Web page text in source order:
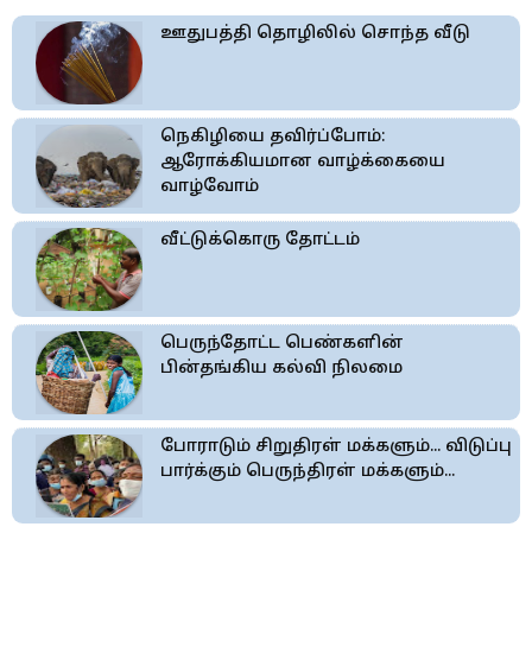
ஊதுபத்தி தொழிலில் சொந்த வீடு
நெகிழியை தவிர்ப்போம்:
ஆரோக்கியமான வாழ்க்கையை
வாழ்வோம்
வீட்டுக்கொரு தோட்டம்
பெருந்தோட்ட பெண்களின்
பின்தங்கிய கல்வி நிலமை
போராடும் சிறுதிரள் மக்களும்... விடுப்பு
பார்க்கும் பெருந்திரள் மக்களும்...